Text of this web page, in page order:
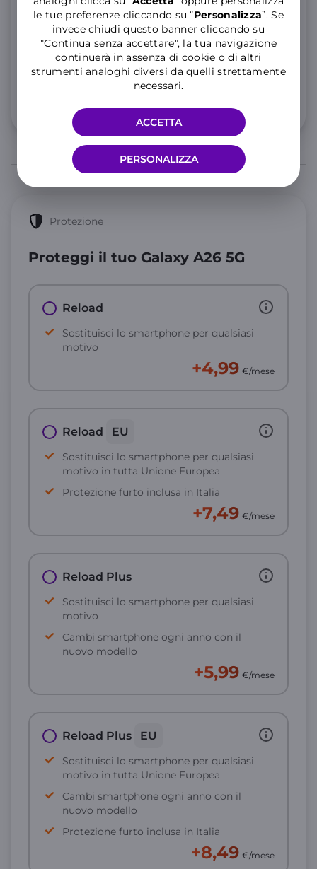
le tue preferenze cliccando su “Personalizza”. Se
invece chiudi questo banner cliccando su
"Continua senza accettare", la tua navigazione
continuerà in assenza di cookie o di altri
strumenti analoghi diversi da quelli strettamente
necessari.
PERSONALIZZA
ACCETTA
25 GIGA aggiuntivi in Unione Europea per 3 mesi
Consulta lenote informativedell’offerta.
10,99€
Info 5G e condizioni traffico illimitato
Proteggi il tuo Galaxy A26 5G
Protezione
Reload
Sostituisci lo smartphone per qualsiasi
motivo
+4,99 €/mese
Reload EU
Sostituisci lo smartphone per qualsiasi
motivo in tutta Unione Europea
Protezione furto inclusa in Italia
+7,49 €/mese
Reload Plus
Sostituisci lo smartphone per qualsiasi
motivo
Cambi smartphone ogni anno con il
nuovo modello
+5,99 €/mese
Reload Plus EU
Sostituisci lo smartphone per qualsiasi
motivo in tutta Unione Europea
Cambi smartphone ogni anno con il
nuovo modello
Protezione furto inclusa in Italia
+8,49 €/mese